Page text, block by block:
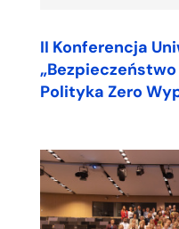
II Konferencja
Polityka Zero